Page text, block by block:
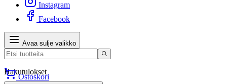
Instagram
Facebook
Avaa sulje valikko
Hakutulokset
Ostoskori